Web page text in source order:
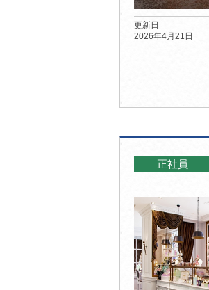
更新日
2026年4月21日
正社員